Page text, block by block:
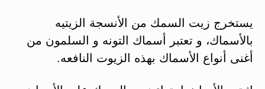
يستخرج زيت السمك من الأنسجة الزيتيه
بالأسماك، و تعتبر أسماك التونه و السلمون من
أغنى أنواع الأسماك بهذه الزيوت النافعه.